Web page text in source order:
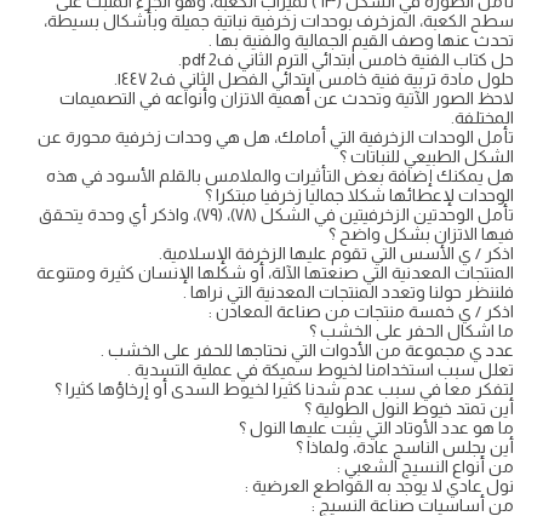
سطح الكعبة، المزخرف بوحدات زخرفية نباتية جميلة وبأشكال بسيطة،
تحدث عنها وصف القيم الجمالية والفنية بها .
حل كتاب الفنية خامس ابتدائي الترم الثاني ف2 pdf.
حلول مادة تربية فنية خامس ابتدائي الفصل الثاني ف2 ١٤٤٧.
لاحظ الصور الآتية وتحدث عن أهمية الاتزان وأنواعه في التصميمات
المختلفة.
تأمل الوحدات الزخرفية التي أمامك، هل هي وحدات زخرفية محورة عن
الشكل الطبيعي للنباتات ؟
هل يمكنك إضافة بعض التأثيرات والملامس بالقلم الأسود في هذه
الوحدات لإعطائها شكلا جماليا زخرفيا مبتكرا ؟
تأمل الوحدتين الزخرفيتين في الشكل (۷۸)، (۷۹)، واذكر أي وحدة يتحقق
فيها الاتزان بشكل واضح ؟
اذكر / ي الأسس التي تقوم عليها الزخرفة الإسلامية.
المنتجات المعدنية التي صنعتها الآلة، أو شكلها الإنسان كثيرة ومتنوعة
فلننظر حولنا وتعدد المنتجات المعدنية التي نراها .
اذكر / ي خمسة منتجات من صناعة المعادن :
ما اشكال الحفر على الخشب ؟
عدد ي مجموعة من الأدوات التي نحتاجها للحفر على الخشب .
تعلل سبب استخدامنا لخيوط سميكة في عملية التسدية .
لتفكر معا في سبب عدم شدنا كثيرا لخيوط السدى أو إرخاؤها كثيرا ؟
أين تمتد خيوط النول الطولية ؟
ما هو عدد الأوتاد التي يثبت عليها النول ؟
أين يجلس الناسج عادة، ولماذا ؟
من أنواع النسيج الشعبي :
نول عادي لا يوجد به القواطع العرضية :
من أساسيات صناعة النسيج :